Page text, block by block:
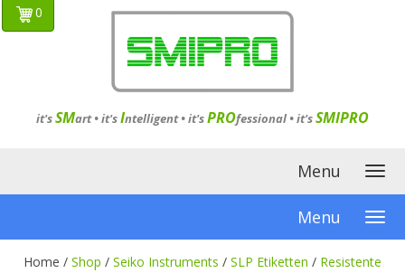
it'sSMart •it'sIntelligent•it'sPROfessional •it'sSMIPRO
0
Menu
Menu
Home / Shop / Seiko Instruments / SLP Etiketten / Resistente